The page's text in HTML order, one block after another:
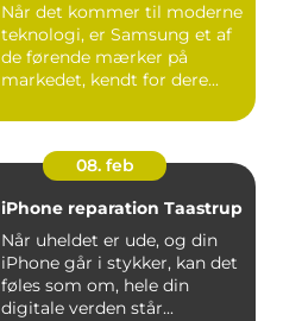
Når det kommer til moderne
teknologi, er Samsung et af
de førende mærker på
markedet, kendt for dere...
08. feb
iPhone reparation Taastrup
Når uheldet er ude, og din
iPhone går i stykker, kan det
føles som om, hele din
digitale verden står...